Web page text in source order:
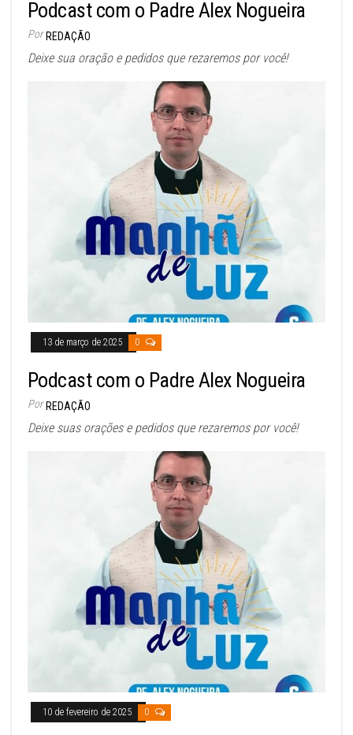
Podcast com o Padre Alex Nogueira
Por REDAÇÃO
Deixe sua oração e pedidos que rezaremos por você!
13 de março de 2025 0
Podcast com o Padre Alex Nogueira
Por REDAÇÃO
Deixe suas orações e pedidos que rezaremos por você!
10 de fevereiro de 2025 0